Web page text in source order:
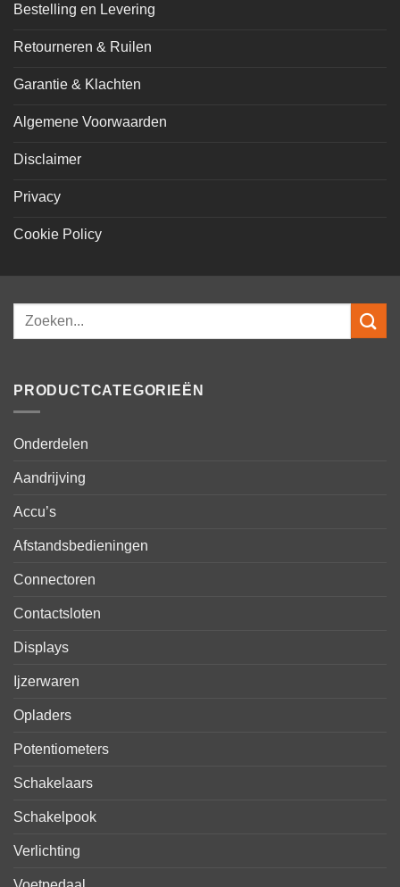
Bestelling en Levering
Retourneren & Ruilen
Garantie & Klachten
Algemene Voorwaarden
Disclaimer
Privacy
Cookie Policy
Zoeken
PRODUCTCATEGORIEËN
Onderdelen
Aandrijving
Accu’s
Afstandsbedieningen
Connectoren
Contactsloten
Displays
Ijzerwaren
Opladers
Potentiometers
Schakelaars
Schakelpook
Verlichting